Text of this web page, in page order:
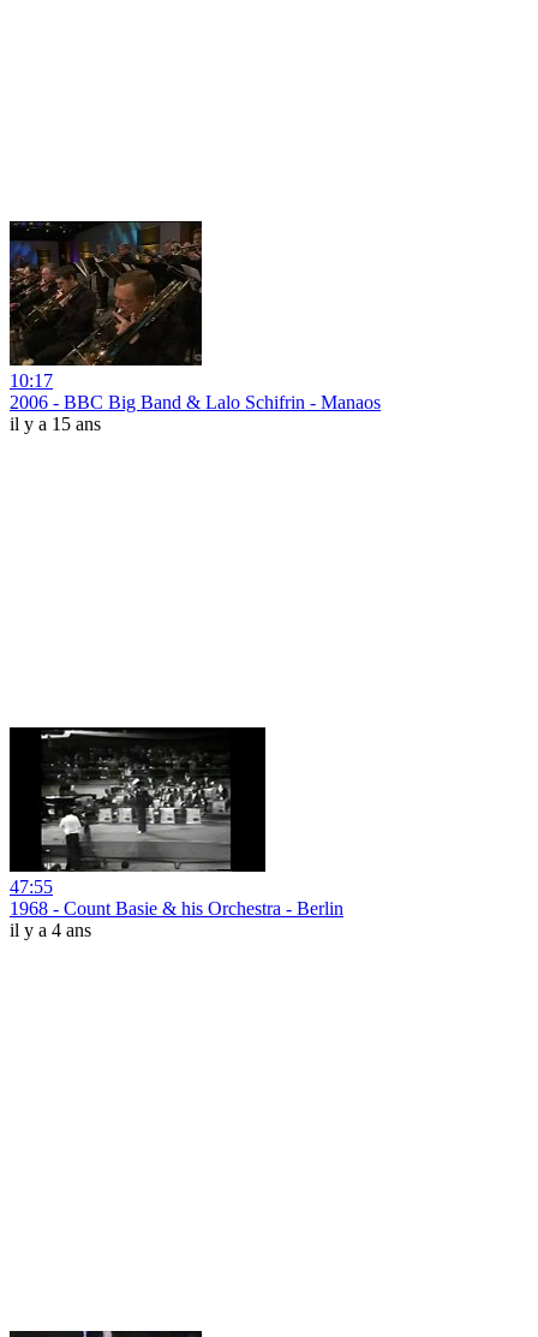
10:17
2006 - BBC Big Band & Lalo Schifrin - Manaos
il y a 15 ans
47:55
1968 - Count Basie & his Orchestra - Berlin
il y a 4 ans